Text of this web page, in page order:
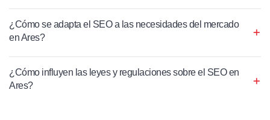
¿Cómo se adapta el SEO a las necesidades del mercado
en Ares?
¿Cómo influyen las leyes y regulaciones sobre el SEO en
Ares?